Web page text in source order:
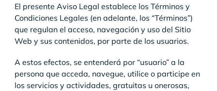
El presente Aviso Legal establece los Términos y
Condiciones Legales (en adelante, los “Términos”)
que regulan el acceso, navegación y uso del Sitio
Web y sus contenidos, por parte de los usuarios.
A estos efectos, se entenderá por “usuario” a la
persona que acceda, navegue, utilice o participe en
los servicios y actividades, gratuitas u onerosas,